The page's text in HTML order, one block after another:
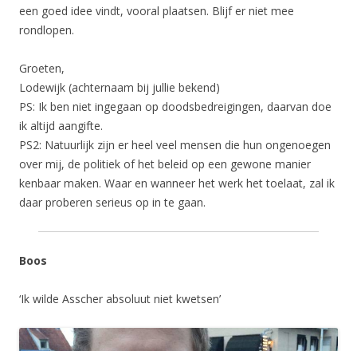
een goed idee vindt, vooral plaatsen. Blijf er niet mee
rondlopen.
Groeten,
Lodewijk (achternaam bij jullie bekend)
PS: Ik ben niet ingegaan op doodsbedreigingen, daarvan doe
ik altijd aangifte.
PS2: Natuurlijk zijn er heel veel mensen die hun ongenoegen
over mij, de politiek of het beleid op een gewone manier
kenbaar maken. Waar en wanneer het werk het toelaat, zal ik
daar proberen serieus op in te gaan.
Boos
‘Ik wilde Asscher absoluut niet kwetsen’